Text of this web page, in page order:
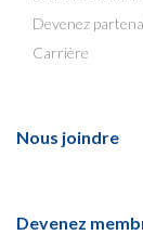
Devenez
Carrière
Nous joindre
Devenez